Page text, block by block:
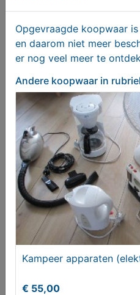
MijnKoopwaar is gratis
Aangeboden
Opgevraagde koopwaar
en daarom niet meer
er nog veel meer te
Andere koopwaar in
Kampeer
€ 55,00